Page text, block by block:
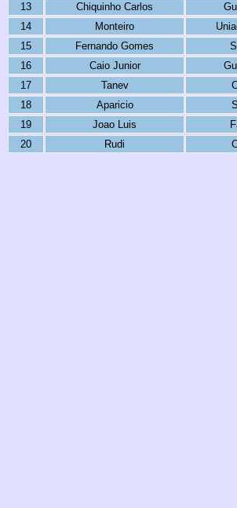
13
Chiquinho Carlos
14
Monteiro
15
Fernando Gomes
16
Caio Junior
17
Tanev
18
Aparicio
19
Joao Luis
20
Rudi